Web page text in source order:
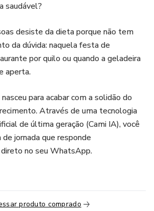
saudável?
desiste da dieta porque não tem
da dúvida: naquela festa de
por quilo ou quando a geladeira
aperta.
para acabar com a solidão do
Através de uma tecnologia
de última geração (Cami IA), você
de jornada que responde
no seu WhatsApp.
produto comprado